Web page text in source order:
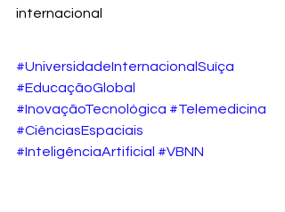
internacional
#UniversidadeInternacionalSuíça
#EducaçãoGlobal
#InovaçãoTecnológica #Telemedicina
#CiênciasEspaciais
#InteligênciaArtificial #VBNN